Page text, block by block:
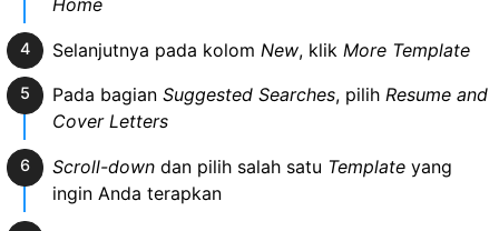
Selanjutnya pada kolom New, klik More Template
Pada bagianSuggested Searches, pilih Resume and
Cover Letters
Scroll-downdan pilih salah satu Templateyang
ingin Anda terapkan